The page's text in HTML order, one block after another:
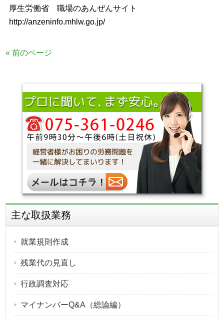
厚生労働省 職場のあんぜんサイト
http://anzeninfo.mhlw.go.jp/
« 前のページ
主な取扱業務
就業規則作成
残業代の見直し
行政調査対応
マイナンバーQ&A（総論編）